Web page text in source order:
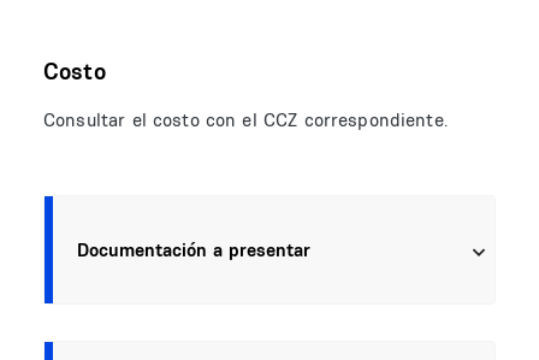
Costo
Consultar el costo con el CCZ correspondiente.
Documentación a presentar